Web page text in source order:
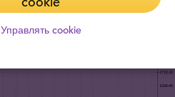
Управлять cookie